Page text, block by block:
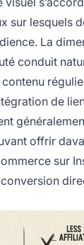
sur lesquels
La
conduit
de
offrir
sur